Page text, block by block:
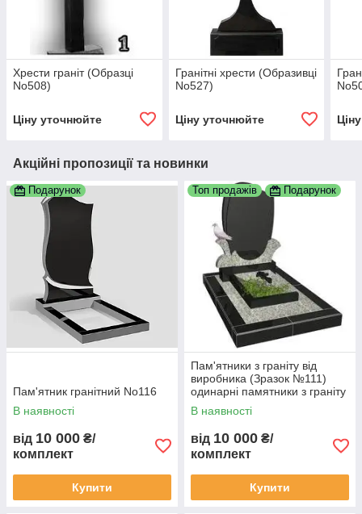
Хрести граніт (Образці
No508)
Ціну уточнюйте
Гранітні хрести (Образивці
No527)
Ціну уточнюйте
Акційні пропозиції та новинки
Подарунок
Пам'ятник гранітний No116
В наявності
від 10 000 ₴/
комплект
Купити
Топ продажів Подарунок
Пам'ятники з граніту від
виробника (Зразок №111)
одинарні памятники з граніту
замовити пам'ятник гранітний
пам'ятник
В наявності
від 10 000 ₴/
комплект
Купити